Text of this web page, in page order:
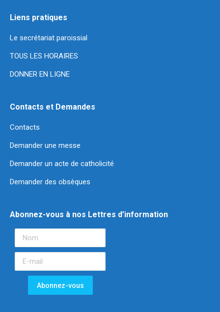
Liens pratiques
Le secrétariat paroissial
TOUS LES HORAIRES
DONNER EN LIGNE
Contacts et Demandes
Contacts
Demander une messe
Demander un acte de catholicité
Demander des obsèques
Abonnez-vous à nos Lettres d’information